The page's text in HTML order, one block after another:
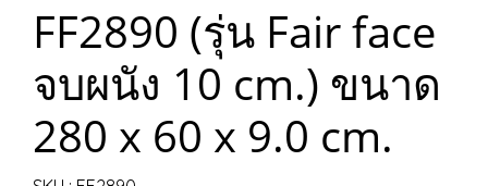
FF2890 (รุ่น Fair face
จบผนัง 10 cm.) ขนาด
280 x 60 x 9.0 cm.